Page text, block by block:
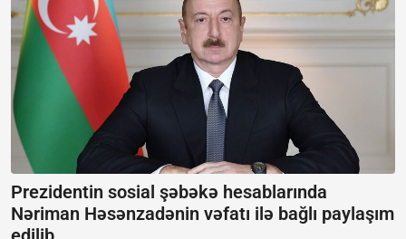
Prezidentin sosial şəbəkə hesablarında
Nəriman Həsənzadənin vəfatı ilə bağlı paylaşım